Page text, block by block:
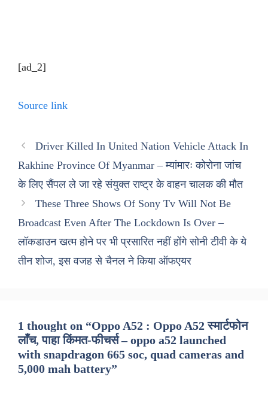
[ad_2]
Source link
Driver Killed In United Nation Vehicle Attack In
Rakhine Province Of Myanmar – म्यांमारः कोरोना जांच
के लिए सैंपल ले जा रहे संयुक्त राष्ट्र के वाहन चालक की मौत
These Three Shows Of Sony Tv Will Not Be
Broadcast Even After The Lockdown Is Over –
लॉकडाउन खत्म होने पर भी प्रसारित नहीं होंगे सोनी टीवी के ये
तीन शोज, इस वजह से चैनल ने किया ऑफएयर
1 thought on “Oppo A52 : Oppo A52 स्मार्टफोन
लाँच, पाहा किंमत-फीचर्स – oppo a52 launched
with snapdragon 665 soc, quad cameras and
5,000 mah battery”